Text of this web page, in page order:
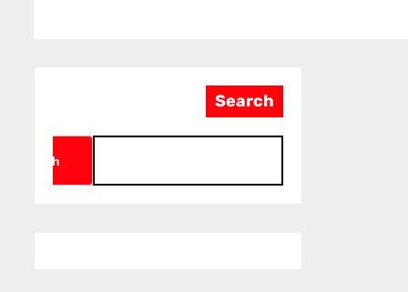
Search
Search